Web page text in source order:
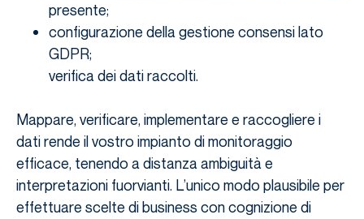
presente;
configurazione della gestione consensi lato
GDPR;
verifica dei dati raccolti.
Mappare, verificare, implementare e raccogliere i
dati rende il vostro impianto di monitoraggio
efficace, tenendo a distanza ambiguità e
interpretazioni fuorvianti. L’unico modo plausibile per
effettuare scelte di business con cognizione di